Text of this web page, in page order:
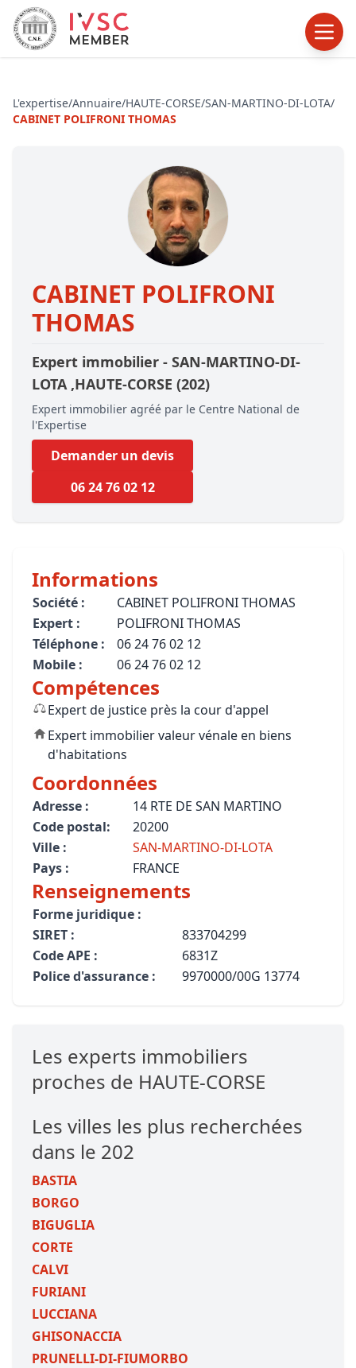
L'expertise/Annuaire/HAUTE-CORSE/SAN-MARTINO-DI-LOTA/
CABINET POLIFRONI THOMAS
CABINET POLIFRONI
THOMAS
Expert immobilier - SAN-MARTINO-DI-
LOTA,HAUTE-CORSE (202)
Expert immobilier agréé par le Centre National de
l'Expertise
Demander un devis
06 24 76 02 12
Informations
Société :
CABINET POLIFRONI THOMAS
Expert :
POLIFRONI THOMAS
Téléphone :
06 24 76 02 12
Mobile :
06 24 76 02 12
Compétences
Expert de justice près la cour d'appel
Expert immobilier valeur vénale en biens
d'habitations
Coordonnées
Adresse :
14 RTE DE SAN MARTINO
Code postal:
20200
Ville :
SAN-MARTINO-DI-LOTA
Pays :
FRANCE
Renseignements
Forme juridique :
SIRET :
833704299
Code APE :
6831Z
Police d'assurance :
9970000/00G 13774
Les experts immobiliers
proches de HAUTE-CORSE
Les villes les plus recherchées
dans le 202
BASTIA
BORGO
BIGUGLIA
CORTE
CALVI
FURIANI
LUCCIANA
GHISONACCIA
PRUNELLI-DI-FIUMORBO